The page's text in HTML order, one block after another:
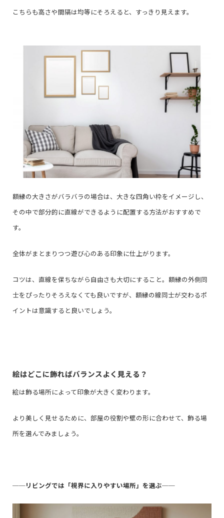
こちらも高さや間隔は均等にそろえると、すっきり見えます。
額縁の大きさがバラバラの場合は、大きな四角い枠をイメージし、
その中で部分的に直線ができるように配置する方法がおすすめで
す。
全体がまとまりつつ遊び心のある印象に仕上がります。
コツは、直線を保ちながら自由さも大切にすること。額縁の外側同
士をぴったりそろえなくても良いですが、額縁の線同士が交わるポ
イントは意識すると良いでしょう。
絵はどこに飾ればバランスよく見える？
絵は飾る場所によって印象が大きく変わります。
より美しく見せるために、部屋の役割や壁の形に合わせて、飾る場
所を選んでみましょう。
──リビングでは「視界に入りやすい場所」を選ぶ──